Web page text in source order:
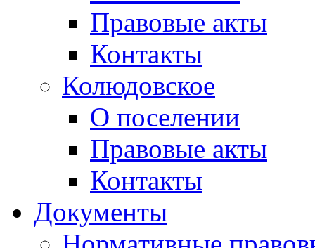
Правовые акты
Контакты
Колюдовское
О поселении
Правовые акты
Контакты
Документы